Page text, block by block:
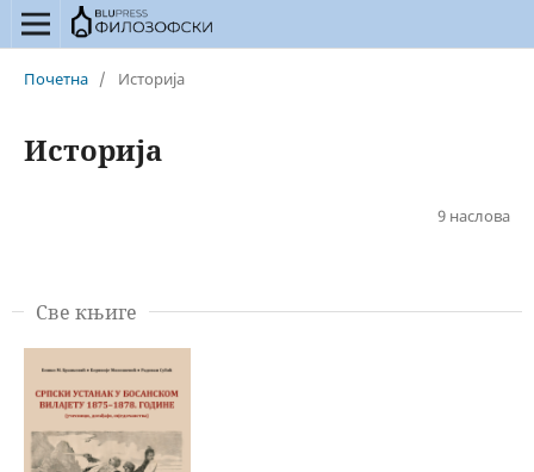
Почетна / Историја
Историја
9 наслова
Све књиге